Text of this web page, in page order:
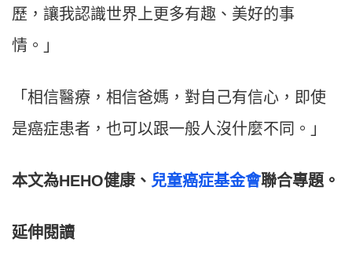
歷，讓我認識世界上更多有趣、美好的事
情。」
「相信醫療，相信爸媽，對自己有信心，即使
是癌症患者，也可以跟一般人沒什麼不同。」
本文為HEHO健康、 兒童癌症基金會聯合專題。
延伸閱讀